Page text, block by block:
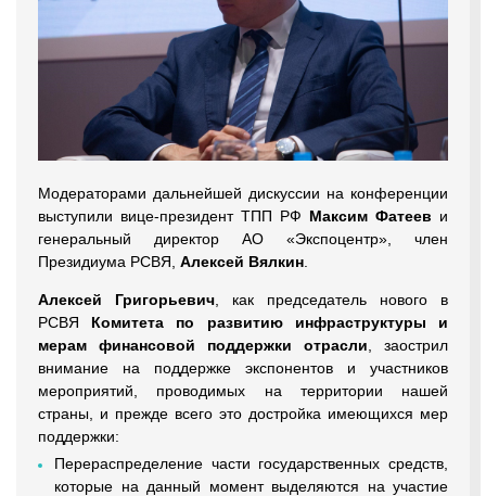
Модераторами дальнейшей дискуссии на конференции
выступили вице-президент ТПП РФ Максим Фатеев и
генеральный директор АО «Экспоцентр», член
Президиума РСВЯ, Алексей Вялкин
Алексей Григорьевич , как председатель нового в
РСВЯ Комитета по развитию инфраструктуры и
мерам финансовой поддержки отрасли , заострил
внимание на поддержке экспонентов и участников
мероприятий, проводимых на территории нашей
страны, и прежде всего это достройка имеющихся мер
поддержки:
Перераспределение части государственных средств,
которые на данный момент выделяются на участие